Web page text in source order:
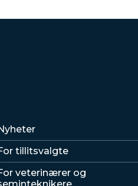
tillitsvalgte
veterinærer og